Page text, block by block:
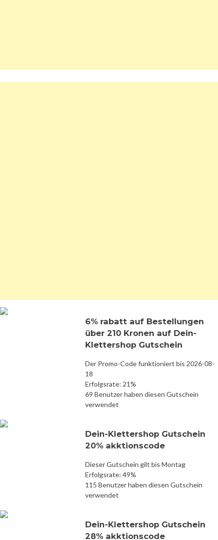
6% rabatt auf Bestellungen
über 210 Kronen auf Dein-
Klettershop Gutschein
Der Promo-Code funktioniert bis 2026-08-
18
Erfolgsrate: 21%
69 Benutzer haben diesen Gutschein
verwendet
Dein-Klettershop Gutschein
20% akktionscode
Dieser Gutschein gilt bis Montag
Erfolgsrate: 49%
115 Benutzer haben diesen Gutschein
verwendet
Dein-Klettershop Gutschein
28% akktionscode